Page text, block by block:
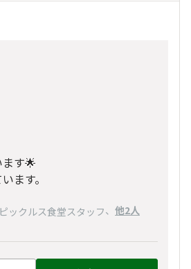
す🌟
ます。
ックルス食堂スタッフ、 他2人